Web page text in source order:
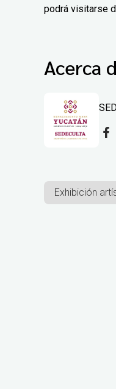
podrá visitarse
Acerca
Exhibición